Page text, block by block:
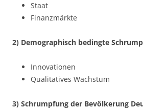
Staat
Finanzmärkte
2) Demographisch bedingte
Innovationen
Qualitatives Wachstum
3) Schrumpfung der Bevölkerung